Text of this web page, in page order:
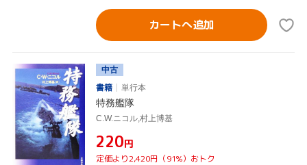
カートへ追加
中古
書籍
単行本
特務艦隊
C.W.ニコル,村上博基
¥220円
定価より2,420円（91%）おトク